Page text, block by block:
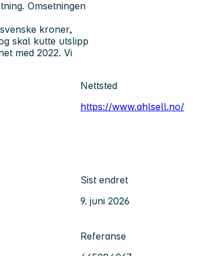
Omsetningen
kroner,
skal kutte utslipp
med 2022. Vi
Nettsted
https://www.ahlsell.no/
Sist endret
9. juni 2026
Referanse